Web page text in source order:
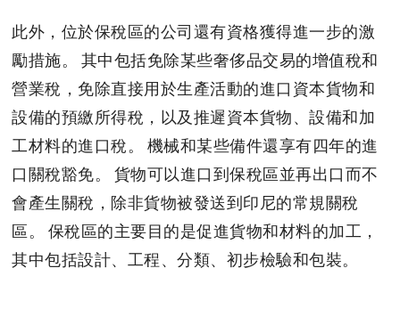
此外，位於保稅區的公司還有資格獲得進一步的激
勵措施。 其中包括免除某些奢侈品交易的增值稅和
營業稅，免除直接用於生產活動的進口資本貨物和
設備的預繳所得稅，以及推遲資本貨物、設備和加
工材料的進口稅。 機械和某些備件還享有四年的進
口關稅豁免。 貨物可以進口到保稅區並再出口而不
會產生關稅，除非貨物被發送到印尼的常規關稅
區。 保稅區的主要目的是促進貨物和材料的加工，
其中包括設計、工程、分類、初步檢驗和包裝。